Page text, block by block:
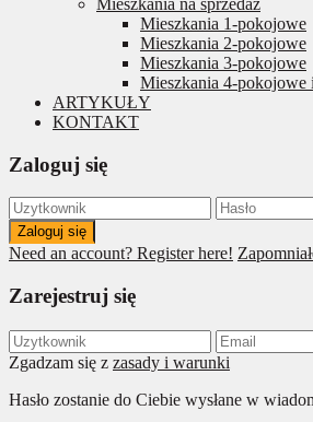
Mieszkania na sprzedaż
Mieszkania 1-pokojowe
Mieszkania 2-pokojowe
Mieszkania 3-pokojowe
Mieszkania 4-pokojowe
ARTYKUŁY
KONTAKT
Zaloguj się
Zaloguj się
Need an account? Register here!
Zarejestruj się
Zgadzam się z zasady i warunki
Hasło zostanie do Ciebie wysłane w